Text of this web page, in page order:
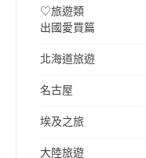
♡旅遊類
出國愛買篇
北海道旅遊
名古屋
埃及之旅
大陸旅遊